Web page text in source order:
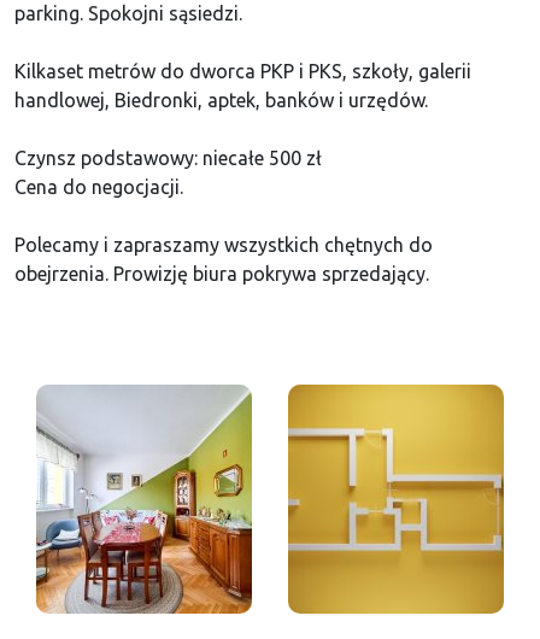
parking. Spokojni sąsiedzi.
Kilkaset metrów do dworca PKP i PKS, szkoły, galerii
handlowej, Biedronki, aptek, banków i urzędów.
Czynsz podstawowy: niecałe 500 zł
Cena do negocjacji.
Polecamy i zapraszamy wszystkich chętnych do
obejrzenia. Prowizję biura pokrywa sprzedający.